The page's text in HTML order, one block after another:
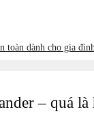
toàn dành cho gia
– quá